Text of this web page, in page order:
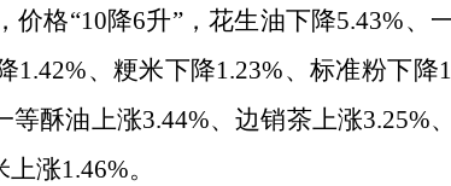
价格“10降6升”，花生油下降5.43%、
、粳米下降1.23%、标准粉下降
酥油上涨3.44%、边销茶上涨3.25%
涨1.46%。